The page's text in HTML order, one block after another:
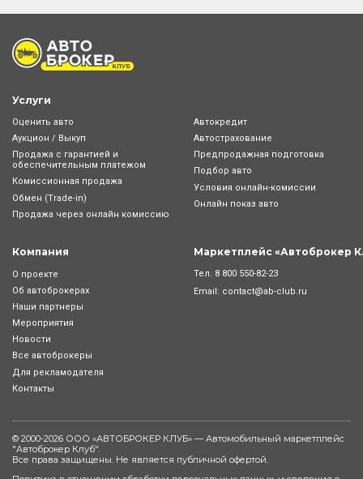
Услуги
Оценить авто
Аукцион / Выкуп
Продажа с гарантией и
обеспечительным платежом
Комиссионная продажа
Обмен (Trade-in)
Продажа через онлайн комиссию
Автокредит
Автострахование
Предпродажная подготовка
Подбор авто
Условия онлайн-комиcсии
Онлайн показ авто
Компания
О проекте
Об автоброкерах
Наши партнеры
Мероприятия
Новости
Все автоброкеры
Для рекламодателя
Контакты
Маркетплейс «Автоброкер
Тел. 8 800 550-82-23
Email: contact@ab-club.ru
© 2000-2026 ООО «АВТОБРОКЕР КЛУБ» — Автомобильный маркетплейс
"Автоброкер Клуб".
Все права защищены. Не является публичной офертой.